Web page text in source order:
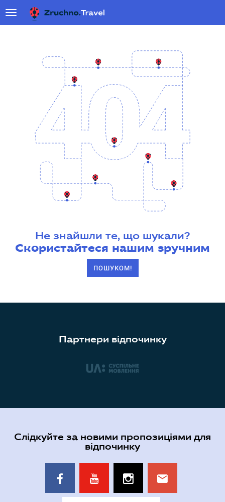
Не знайшли те, що шукали?
Скористайтеся нашим зручним
ПОШУКОМ!
Партнери відпочинку
Слідкуйте за новими пропозиціями для
відпочинку